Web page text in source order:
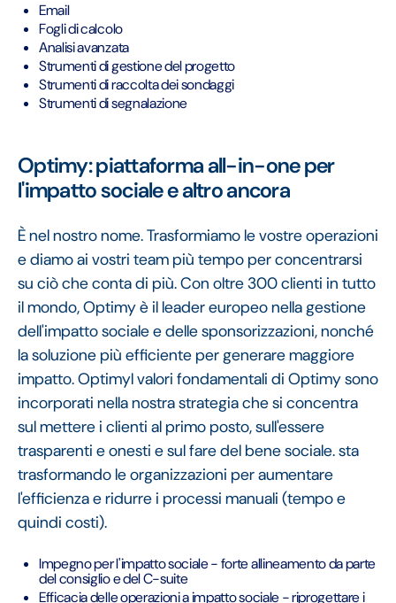
Email
Fogli di calcolo
Analisi avanzata
Strumenti di gestione del progetto
Strumenti di raccolta dei sondaggi
Strumenti di segnalazione
Optimy: piattaforma all-in-one per
l'impatto sociale e altro ancora
È nel nostro nome. Trasformiamo le vostre operazioni
e diamo ai vostri team più tempo per concentrarsi
su ciò che conta di più. Con oltre 300 clienti in tutto
il mondo, Optimy è il leader europeo nella gestione
dell'impatto sociale e delle sponsorizzazioni, nonché
la soluzione più efficiente per generare maggiore
impatto. OptimyI valori fondamentali di Optimy sono
incorporati nella nostra strategia che si concentra
sul mettere i clienti al primo posto, sull'essere
trasparenti e onesti e sul fare del bene sociale. sta
trasformando le organizzazioni per aumentare
l'efficienza e ridurre i processi manuali (tempo e
quindi costi).
Impegno per l'impatto sociale - forte allineamento da parte
del consiglio e del C-suite
Efficacia delle operazioni a impatto sociale - riprogettare i